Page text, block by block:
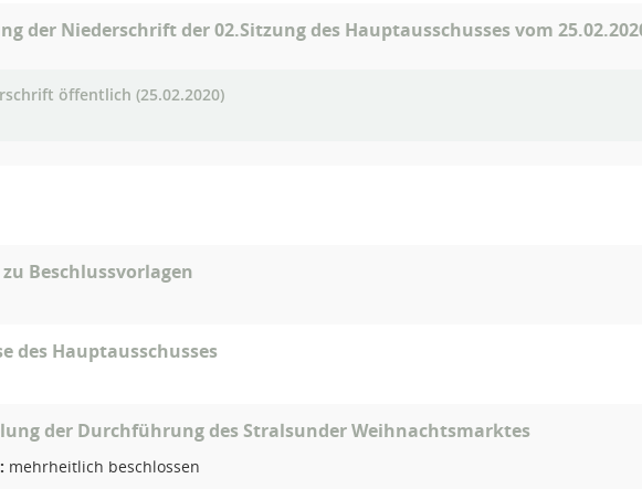
der Niederschrift der 02.Sitzung des Hauptausschusses vom
öffentlich (25.02.2020)
Beschlussvorlagen
des Hauptausschusses
der Durchführung des Stralsunder Weihnachtsmarktes
mehrheitlich beschlossen